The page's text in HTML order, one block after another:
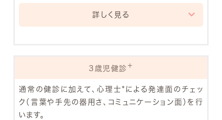
詳しく見る
多くのお子さんが歩けるようになり、周りのものに
興味を持つ、感情表現が豊かになる、言葉をいく
つか言えるようになる、自我が目覚め「自分でやり
たい」気持ちを持つなどの成長が見られます。ま
3歳児健診 ＋
通常の健診に加えて、心理士*による発達面のチェッ
ク（言葉や手先の器用さ、コミュニケーション面）を行
います。